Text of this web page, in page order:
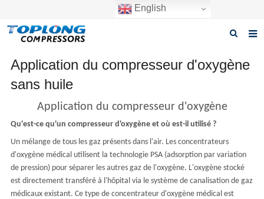
English
Accueil
À propos de nous
Produits produits
Télécharger le document
Demande de renseignements
Application du compresseur d'oxygène
sans huile
Application du compresseur d'oxygène
Qu'est-ce qu'un compresseur d'oxygène et où est-il utilisé ?
Un mélange de tous les gaz présents dans l'air. Les concentrateurs
d'oxygène médical utilisent la technologie PSA (adsorption par variation
de pression) pour séparer les autres gaz de l'oxygène. L'oxygène stocké
est directement transféré à l'hôpital via le système de canalisation de gaz
médicaux existant. Ce type de concentrateur d'oxygène médical est